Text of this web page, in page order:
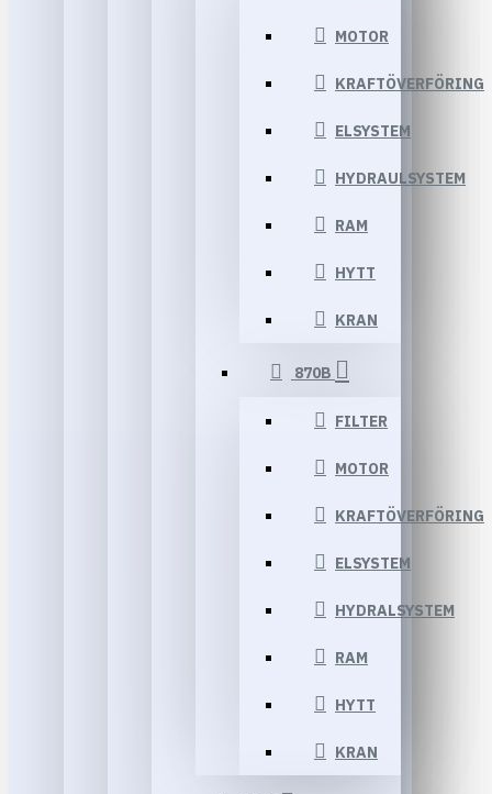
MOTOR
KRAFTÖVERFÖRING
ELSYSTEM
HYDRAULSYSTEM
RAM
HYTT
KRAN
870B
FILTER
MOTOR
KRAFTÖVERFÖRING
ELSYSTEM
HYDRALSYSTEM
RAM
HYTT
KRAN